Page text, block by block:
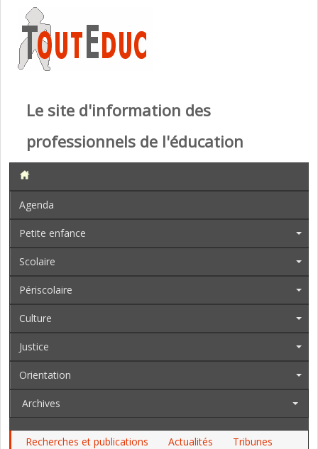
Le site d'information des
professionnels de l'éducation
Agenda
Petite enfance
Scolaire
Périscolaire
Culture
Justice
Orientation
Archives
Recherches et publications Actualités
Tribunes